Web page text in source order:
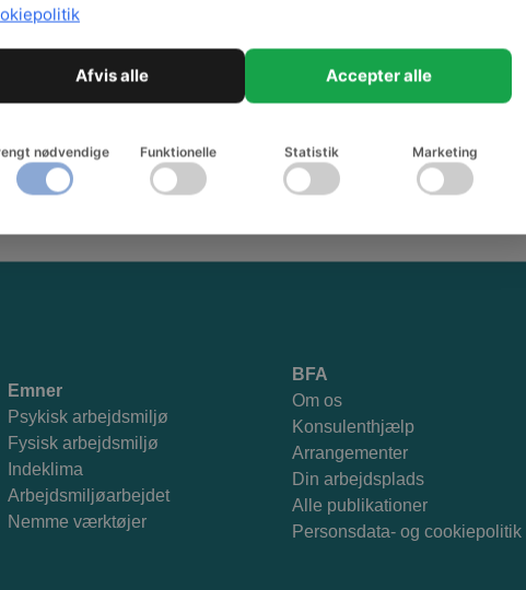
Tilmeld dig nyhedsbrevet og få godt arbejdsmiljø i din indbakke
Emner
Psykisk arbejdsmiljø
Fysisk arbejdsmiljø
Indeklima
Arbejdsmiljøarbejdet
Nemme værktøjer
BFA
Om os
Konsulenthjælp
Arrangementer
Din arbejdsplads
Alle publikationer
Personsdata- og cookiepolitik
Afvis alle Accepter alle
nødvendige Funktionelle Statistik Marketing